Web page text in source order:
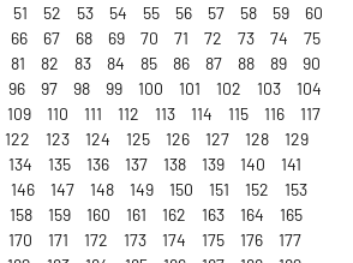
51 52 53 54 55 56 57 58 59
60
66 67 68 69 70 71 72 73 74
75
81 82 83 84 85 86 87 88 89
90
96 97 98 99 100 101 102 103
104
109 110 111 112 113 114 115 116
117
122 123 124 125 126 127 128
129
134 135 136 137 138 139 140
141
146 147 148 149 150 151 152
153
158 159 160 161 162 163 164
165
170 171 172 173 174 175 176
177